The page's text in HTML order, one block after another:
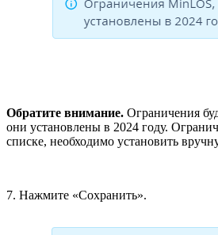
Обратите внимание. Ограничения
они установлены в 2024 году.
списке, необходимо установить
7. Нажмите «Сохранить».